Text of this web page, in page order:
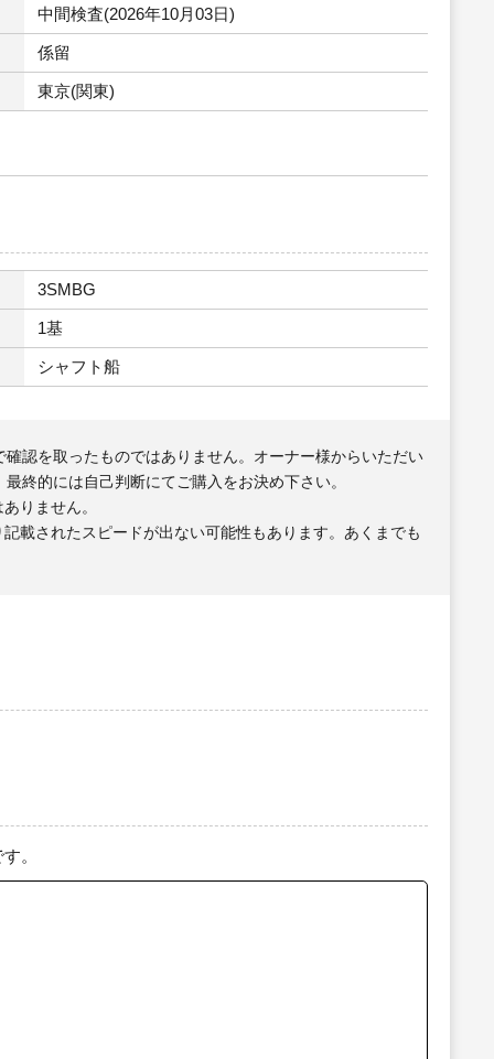
中間検査(2026年10月03日)
係留
東京(関東)
3SMBG
1基
シャフト船
認を取ったものではありません。オーナー様からいただい
終的には自己判断にてご購入をお決め下さい。
りません。
載されたスピードが出ない可能性もあります。あくまでも
。